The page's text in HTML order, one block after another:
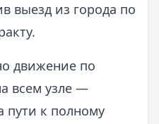
выезд из города по
движение по
всем узле —
пути к полному